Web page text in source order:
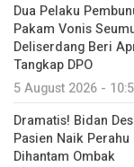
Dua Pelaku
Pakam Vonis
Deliserdang Beri
Tangkap DPO
5 August 2026 -
Dramatis! Bidan
Pasien Naik
Dihantam Ombak